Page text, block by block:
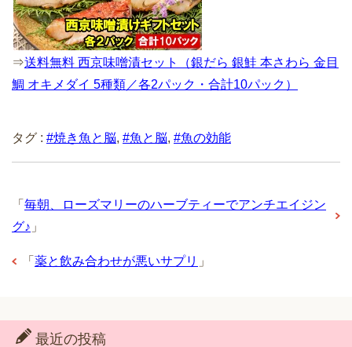
⇒送料無料 西京味噌漬セット（銀だら 銀鮭 本さわら 金目
鯛 オキメダイ 5種類／各2パック・合計10パック）
タグ : #焼き魚と脳, #魚と脳, #魚の効能
「 毎朝、ローズマリーのハーブティーでアンチエイジン
グ♪ 」
「 薬と飲み合わせが悪いサプリ 」
最近の投稿